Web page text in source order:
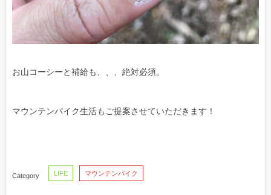
お山コーシーと補給も、、、絶対必須。
マウンテンバイク生活もご提案させていただきます！
LIFE マウンテンバイク